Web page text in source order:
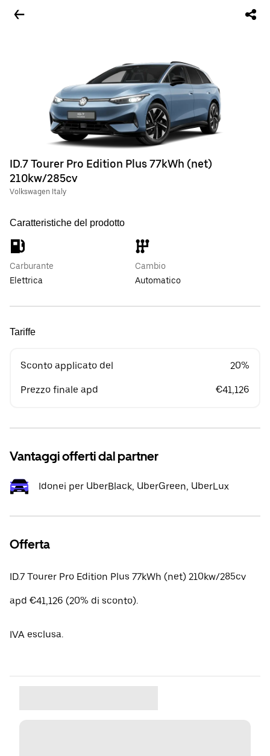
ID.7 Tourer Pro Edition Plus 77kWh (net)
210kw/285cv
Volkswagen Italy
Caratteristiche del prodotto
Carburante
Elettrica
Cambio
Automatico
Tariffe
Sconto applicato del 20%
Prezzo finale apd €41,126
Vantaggi offerti dal partner
Idonei per UberBlack, UberGreen, UberLux
Offerta
ID.7 Tourer Pro Edition Plus 77kWh (net) 210kw/285cv
apd €41,126 (20% di sconto).
IVA esclusa.